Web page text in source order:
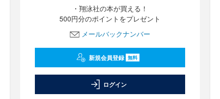
・翔泳社の本が買える！
500円分のポイントをプレゼント
メールバックナンバー
新規会員登録 無料
ログイン